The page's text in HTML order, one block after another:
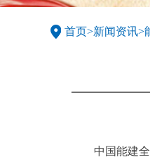
首页>新闻资讯>
中国能建